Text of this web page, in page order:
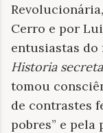
Cerro e por
entusiastas do
Historia
tomou
de contrastes
pobres” e pela